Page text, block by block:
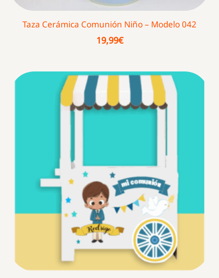
Taza Cerámica Comunión Niño – Modelo 042
19,99€